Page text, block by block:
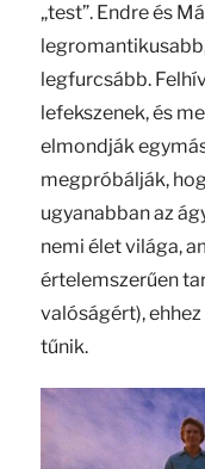
„test”. Endre és
legfurcsább.
lefekszenek, és
elmondják
megpróbálják,
ugyanabban az
nemi élet világa,
értelemszerűen
valóságért),
tűnik.